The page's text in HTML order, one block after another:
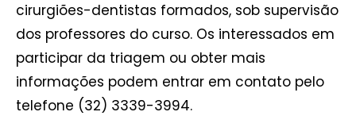
cirurgiões-dentistas formados, sob supervisão
dos professores do curso. Os interessados em
participar da triagem ou obter mais
informações podem entrar em contato pelo
telefone (32) 3339-3994.